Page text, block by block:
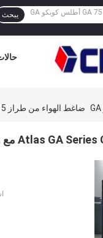
يبحث
ضاغط الهواء من طراز Atlas GA Series GA15 مع مجفف داخلي